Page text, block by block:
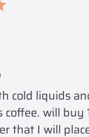
cold liquids
coffee. will
that I will